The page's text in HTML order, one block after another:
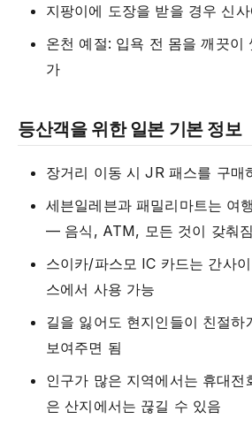
지팡이에 도장을 받을 경우 신
온천 예절: 입욕 전 몸을 깨끗이
가
등산객을 위한 일본 기본 정보
장거리 이동 시 JR 패스를 구매
세븐일레븐과 패밀리마트는 여
— 음식, ATM, 모든 것이 갖춰짐
스이카/파스모 IC 카드는 간사
스에서 사용 가능
길을 잃어도 현지인들이 친절
보여주면 됨
인구가 많은 지역에서는 휴대전
은 산지에서는 끊길 수 있음